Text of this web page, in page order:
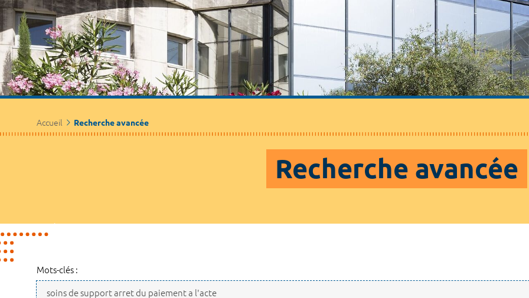
Accueil Recherche avancée
Recherche avancée
Mots-clés :